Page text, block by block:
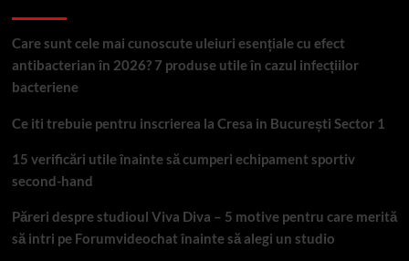
Care sunt cele mai cunoscute uleiuri esențiale cu efect
antibacterian în 2026? 7 produse utile în cazul infecțiilor
bacteriene
Ce iti trebuie pentru inscrierea la Cresa in București Sector 1
15 verificări utile înainte să cumperi echipament sportiv
second-hand
Păreri despre studioul Viva Diva – 5 motive pentru care merită
să intri pe Forumvideochat înainte să alegi un studio